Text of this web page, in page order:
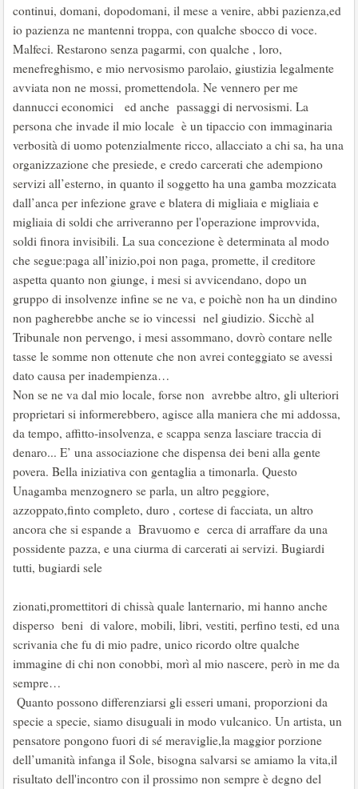
continui, domani, dopodomani, il mese a venire, abbi pazienza,ed
io pazienza ne mantenni troppa, con qualche sbocco di voce.
Malfeci. Restarono senza pagarmi, con qualche , loro,
menefreghismo, e mio nervosismo parolaio, giustizia legalmente
avviata non ne mossi, promettendola. Ne vennero per me
dannucci economici ed anche passaggi di nervosismi. La
persona che invade il mio locale è un tipaccio con immaginaria
verbosità di uomo potenzialmente ricco, allacciato a chi sa, ha una
organizzazione che presiede, e credo carcerati che adempiono
servizi all’esterno, in quanto il soggetto ha una gamba mozzicata
dall’anca per infezione grave e blatera di migliaia e migliaia e
migliaia di soldi che arriveranno per l'operazione improvvida,
soldi finora invisibili. La sua concezione è determinata al modo
che segue:paga all’inizio,poi non paga, promette, il creditore
aspetta quanto non giunge, i mesi si avvicendano, dopo un
gruppo di insolvenze infine se ne va, e poichè non ha un dindino
non pagherebbe anche se io vincessi nel giudizio. Sicchè al
Tribunale non pervengo, i mesi assommano, dovrò contare nelle
tasse le somme non ottenute che non avrei conteggiato se avessi
dato causa per inadempienza…
Non se ne va dal mio locale, forse non avrebbe altro, gli ulteriori
proprietari si informerebbero, agisce alla maniera che mi addossa,
da tempo, affitto-insolvenza, e scappa senza lasciare traccia di
denaro... E’ una associazione che dispensa dei beni alla gente
povera. Bella iniziativa con gentaglia a timonarla. Questo
Unagamba menzognero se parla, un altro peggiore,
azzoppato,finto completo, duro , cortese di facciata, un altro
ancora che si espande a Bravuomo e cerca di arraffare da una
possidente pazza, e una ciurma di carcerati ai servizi. Bugiardi
tutti, bugiardi sele
zionati,promettitori di chissà quale lanternario, mi hanno anche
disperso beni di valore, mobili, libri, vestiti, perfino testi, ed una
scrivania che fu di mio padre, unico ricordo oltre qualche
immagine di chi non conobbi, morì al mio nascere, però in me da
sempre…
Quanto possono differenziarsi gli esseri umani, proporzioni da
specie a specie, siamo disuguali in modo vulcanico. Un artista, un
pensatore pongono fuori di sé meraviglie,la maggior porzione
dell’umanità infanga il Sole, bisogna salvarsi se amiamo la vita,il
risultato dell'incontro con il prossimo non sempre è degno del